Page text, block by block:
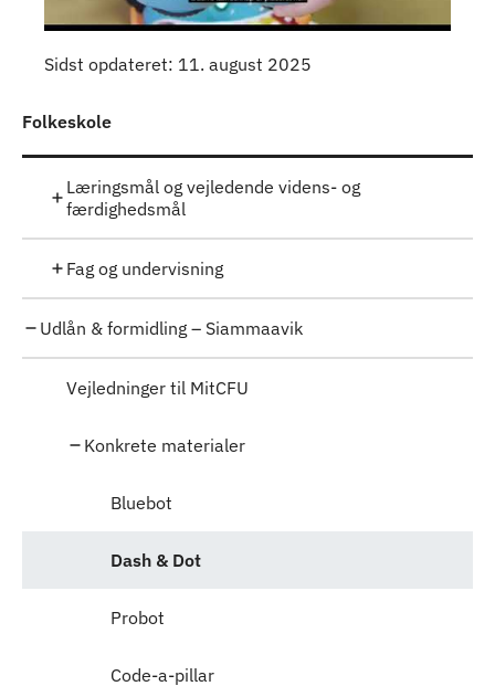
Sidst opdateret: 11. august 2025
Folkeskole
Læringsmål og vejledende videns- og
færdighedsmål
Fag og undervisning
Udlån & formidling – Siammaavik
Vejledninger til MitCFU
Konkrete materialer
Bluebot
Dash & Dot
Probot
Code-a-pillar